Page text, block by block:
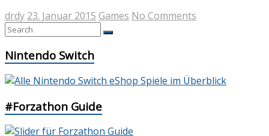
drdy 23. Januar 2015 Games No Comments
Nintendo Switch
#Forzathon Guide